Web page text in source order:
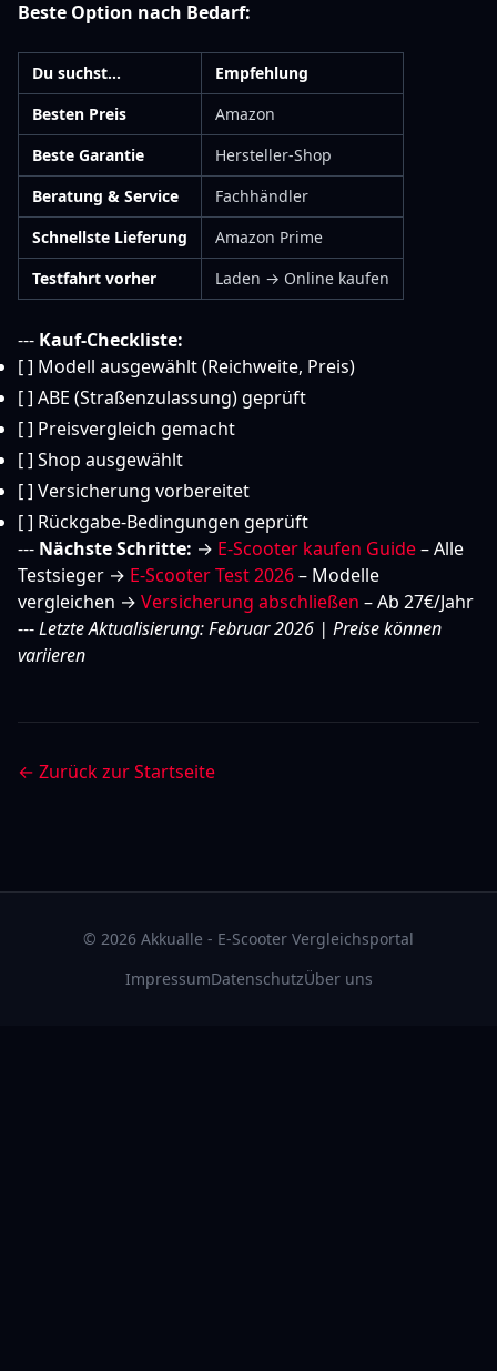
Beste Option nach Bedarf:
Du suchst...
Empfehlung
Besten Preis
Amazon
Beste Garantie
Hersteller-Shop
Beratung & Service
Fachhändler
Schnellste Lieferung
Amazon Prime
Testfahrt vorher
Laden → Online kaufen
--- Kauf-Checkliste:
[ ] Modell ausgewählt (Reichweite, Preis)
[ ] ABE (Straßenzulassung) geprüft
[ ] Preisvergleich gemacht
[ ] Shop ausgewählt
[ ] Versicherung vorbereitet
[ ] Rückgabe-Bedingungen geprüft
--- Nächste Schritte: → E-Scooter kaufen Guide– Alle
Testsieger → E-Scooter Test 2026– Modelle
vergleichen → Versicherung abschließen – Ab 27€/Jahr
---Letzte Aktualisierung: Februar 2026 | Preise können
variieren
← Zurück zur Startseite
© 2026 Akkualle - E-Scooter Vergleichsportal
ImpressumDatenschutzÜber uns